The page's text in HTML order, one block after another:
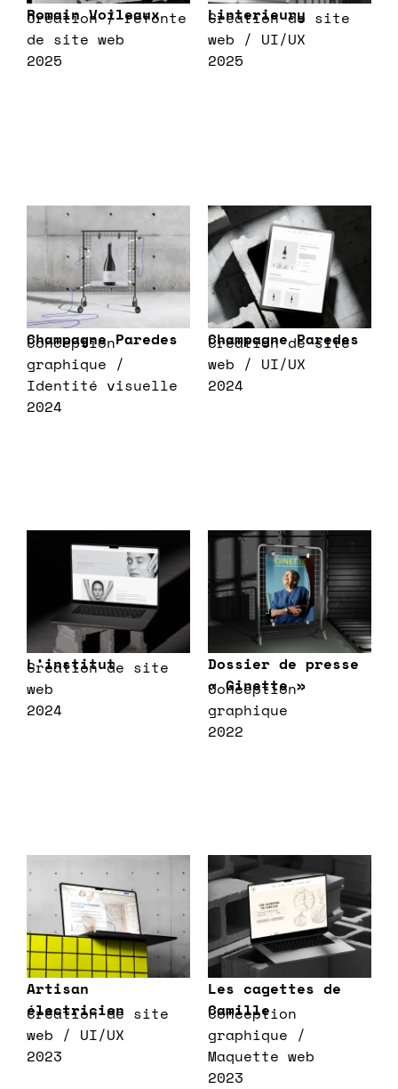
Romain Voileaux
Création / refonte
de site web
2025
Linterieury
Création de site
web / UI/UX
2025
Champagne Paredes
Conception
graphique /
Identité visuelle
2024
Champagne Paredes
Création de site
web / UI/UX
2024
L’institut
Création de site
web
2024
Dossier de presse
« Ginette »
Conception
graphique
2022
Artisan
électricien
Création de site
web / UI/UX
2023
Les cagettes de
Camille
Conception
graphique /
Maquette web
2023